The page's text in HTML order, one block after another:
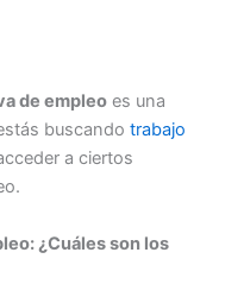
de empleo es una
buscando trabajo
a ciertos
¿Cuáles son los